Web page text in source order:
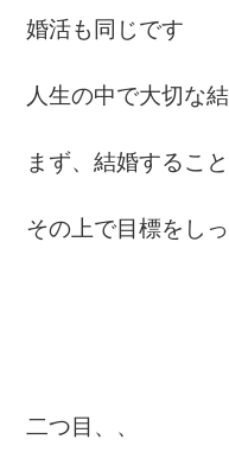
婚活も同じです
人生の中で大切な
まず、結婚するこ
その上で目標をし
二つ目、、